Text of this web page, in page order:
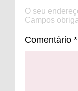
O seu
Campos
Comentário *